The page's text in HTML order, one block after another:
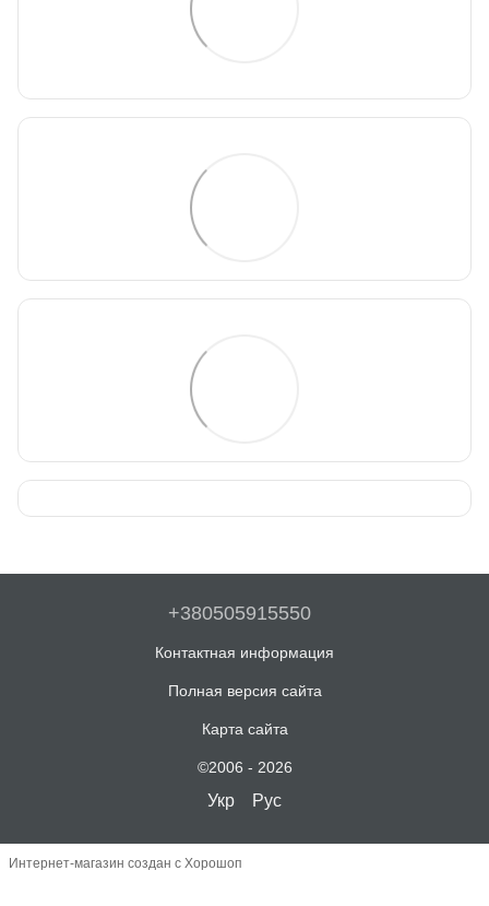
+380505915550
Контактная информация
Полная версия сайта
Карта сайта
©2006 - 2026
Укр Рус
Интернет-магазин создан с Хорошоп